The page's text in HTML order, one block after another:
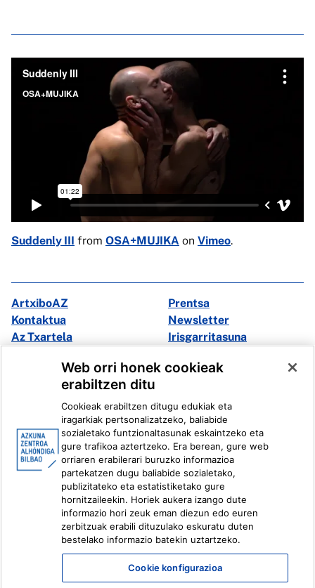
Suddenly III from OSA+MUJIKA on Vimeo.
ArtxiboAZ
Prentsa
Kontaktua
Newsletter
Az Txartela
Irisgarritasuna
Instagram
Youtube
Linkedin
Ivoox
Lege informazioa Barneko Informazio Sistema
Web orri honek cookieak
erabiltzen ditu
Cookieak erabiltzen ditugu edukiak eta
iragarkiak pertsonalizatzeko, baliabide
sozialetako funtzionaltasunak eskaintzeko eta
gure trafikoa aztertzeko. Era berean, gure web
orriaren erabilerari buruzko informazioa
partekatzen dugu baliabide sozialetako,
publizitateko eta estatistiketako gure
hornitzaileekin. Horiek aukera izango dute
informazio hori zeuk eman diezun edo euren
zerbitzuak erabili dituzulako eskuratu duten
bestelako informazio batekin uztartzeko.
Cookie konfigurazioa